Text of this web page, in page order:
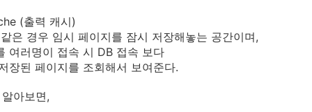
(출력 캐시)
은 경우 임시 페이지를 잠시 저장해놓는 공간이며,
여러명이 접속 시 DB 접속 보다
장된 페이지를 조회해서 보여준다.
아보면,